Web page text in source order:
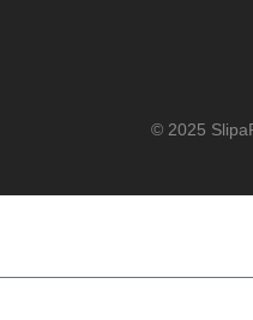
© 2025